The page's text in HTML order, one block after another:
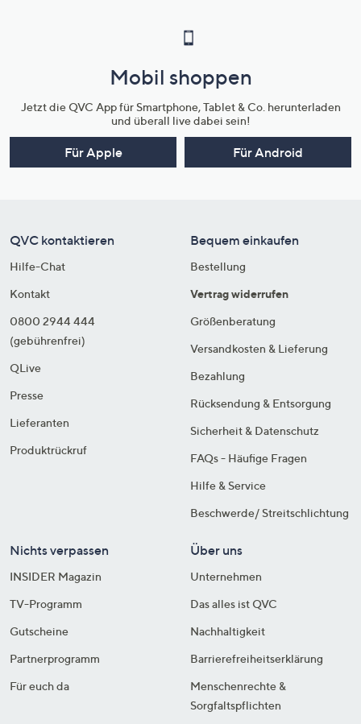
Mobil shoppen
Jetzt die QVC App für Smartphone, Tablet & Co. herunterladen
und überall live dabei sein!
Für Apple Für Android
QVC kontaktieren
Hilfe-Chat
Kontakt
0800 2944 444
(gebührenfrei)
QLive
Presse
Lieferanten
Produktrückruf
Bequem einkaufen
Bestellung
Vertrag widerrufen
Größenberatung
Versandkosten & Lieferung
Bezahlung
Rücksendung & Entsorgung
Sicherheit & Datenschutz
FAQs - Häufige Fragen
Hilfe & Service
Beschwerde/ Streitschlichtung
Nichts verpassen
INSIDER Magazin
TV-Programm
Gutscheine
Partnerprogramm
Für euch da
Über uns
Unternehmen
Das alles ist QVC
Nachhaltigkeit
Barrierefreiheitserklärung
Menschenrechte &
Sorgfaltspflichten